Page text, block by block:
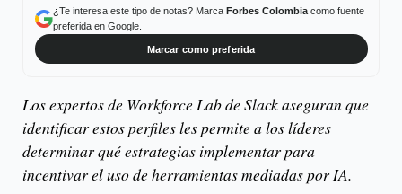
¿Te interesa este tipo de notas? Marca Forbes Colombiacomo fuente
preferida en Google.
Marcar como preferida
Los expertos de Workforce Lab de Slack aseguran que
identificar estos perfiles les permite a los líderes
determinar qué estrategias implementar para
incentivar el uso de herramientas mediadas por IA.